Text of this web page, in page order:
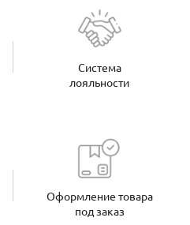
Система
лояльности
Оформление товара
под заказ